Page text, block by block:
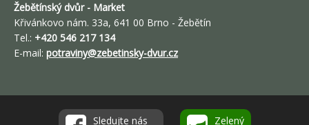
Žebětínský dvůr - Market
Křivánkovo nám. 33a, 641 00 Brno - Žebětín
Tel.: +420 546 217 134
E-mail: potraviny@zebetinsky-dvur.cz
Sledujte nás Zelený